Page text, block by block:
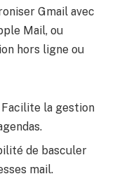
Gmail avec
Mail, ou
hors ligne ou
Facilite la gestion
de basculer
mail.